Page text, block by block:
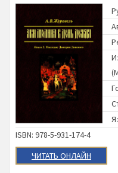
ISBN: 978-5-931-174-4
ЧИТАТЬ ОНЛАЙН